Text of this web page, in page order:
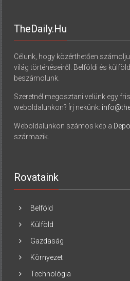
TheDaily.hu
Célunk, hogy közérthetően
világ történéseiről. Belföldi és
beszámolunk.
Szeretnél megosztani velünk egy
weboldalunkon? Írj nekünk:
Weboldalunkon számos kép a
származik.
Rovataink
Belföld
Külföld
Gazdaság
Környezet
Technológia